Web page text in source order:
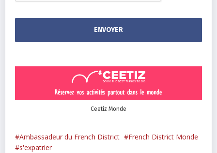
Ceetiz Monde
Ambassadeur du French District
French District Monde
s'expatrier